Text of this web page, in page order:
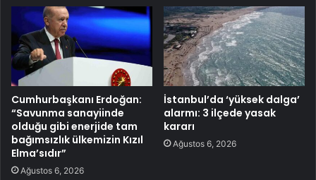
Cumhurbaşkanı Erdoğan:
“Savunma sanayiinde
olduğu gibi enerjide tam
bağımsızlık ülkemizin Kızıl
Elma’sıdır”
Ağustos 6, 2026
İstanbul’da ‘yüksek dalga’
alarmı: 3 ilçede yasak
kararı
Ağustos 6, 2026